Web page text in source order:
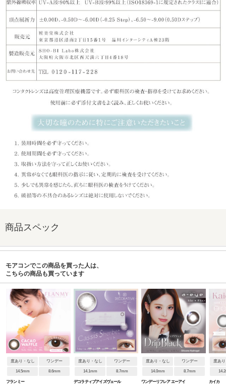
商品スペック
モアコンでこの商品を買った人は、
こちらの商品も買っています
度あり・なし ワンデー
14.5mm 8.6mm
フランミー
度あり・なし ワンデー
14.1mm 8.7mm
デコラティブアイズヴェール
度あり・なし ワンデー
14.0mm 8.7mm
ワンデーリフレア エーアイ
度あ
カイカ